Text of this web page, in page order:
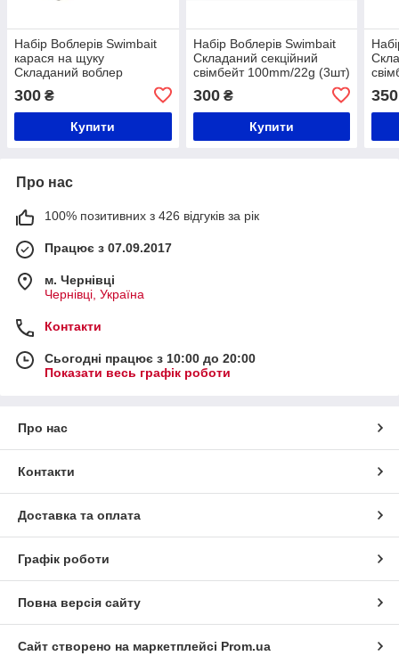
Набір Воблерів Swimbait
карася на щуку
Складаний воблер
секційні свімбейт 3 шт. +
коробка 100 mm/15g
300 ₴
Купити
Набір Воблерів Swimbait
Складаний секційний
свімбейт 100mm/22g (3шт)
300₴
Купити
350
Про нас
100% позитивних з 426 відгуків за рік
Працює з 07.09.2017
м. Чернівці
Чернівці, Україна
Контакти
Сьогодні працює з 10:00 до 20:00
Показати весь графік роботи
Про нас
Контакти
Доставка та оплата
Графік роботи
Повна версія сайту
Сайт створено на маркетплейсі Prom.ua